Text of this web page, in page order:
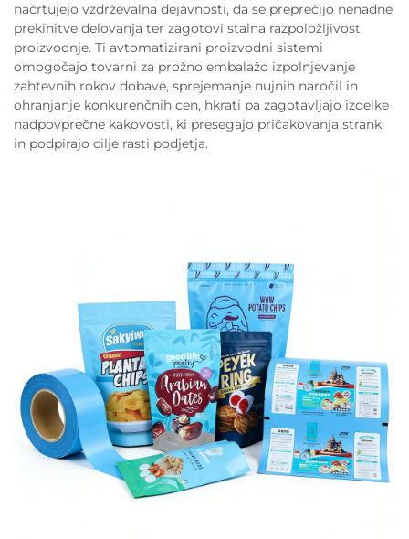
načrtujejo vzdrževalna dejavnosti, da se preprečijo nenadne
prekinitve delovanja ter zagotovi stalna razpoložljivost
proizvodnje. Ti avtomatizirani proizvodni sistemi
omogočajo tovarni za prožno embalažo izpolnjevanje
zahtevnih rokov dobave, sprejemanje nujnih naročil in
ohranjanje konkurenčnih cen, hkrati pa zagotavljajo izdelke
nadpovprečne kakovosti, ki presegajo pričakovanja strank
in podpirajo cilje rasti podjetja.